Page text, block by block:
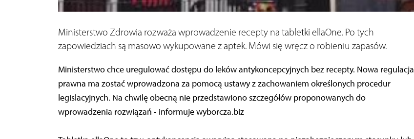
Ministerstwo Zdrowia rozważa wprowadzenie recepty na tabletki ellaOne. Po tych
zapowiedziach są masowo wykupowane z aptek. Mówi się wręcz o robieniu zapasów.
Ministerstwo chce uregulować dostępu do leków antykoncepcyjnych bez recepty. Nowa regulacja
prawna ma zostać wprowadzona za pomocą ustawy z zachowaniem określonych procedur
legislacyjnych. Na chwilę obecną nie przedstawiono szczegółów proponowanych do
wprowadzenia rozwiązań - informuje wyborcza.biz